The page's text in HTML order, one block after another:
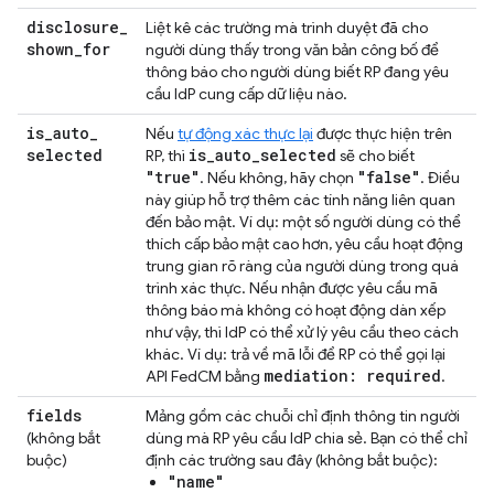
disclosure_
shown_for
Liệt kê các trường mà trình duyệt đã cho
người dùng thấy trong văn bản công bố để
thông báo cho người dùng biết RP đang yêu
cầu IdP cung cấp dữ liệu nào.
is_auto_
selected
Nếu tự động xác thực lại được thực hiện trên
RP, thì is_auto_selected sẽ cho biết
"true". Nếu không, hãy chọn "false". Điều
này giúp hỗ trợ thêm các tính năng liên quan
đến bảo mật. Ví dụ: một số người dùng có thể
thích cấp bảo mật cao hơn, yêu cầu hoạt động
trung gian rõ ràng của người dùng trong quá
trình xác thực. Nếu nhận được yêu cầu mã
thông báo mà không có hoạt động dàn xếp
như vậy, thì IdP có thể xử lý yêu cầu theo cách
khác. Ví dụ: trả về mã lỗi để RP có thể gọi lại
API FedCM bằng mediation: required.
fields
(không bắt
buộc)
Mảng gồm các chuỗi chỉ định thông tin người
dùng mà RP yêu cầu IdP chia sẻ. Bạn có thể chỉ
định các trường sau đây (không bắt buộc):
"name"